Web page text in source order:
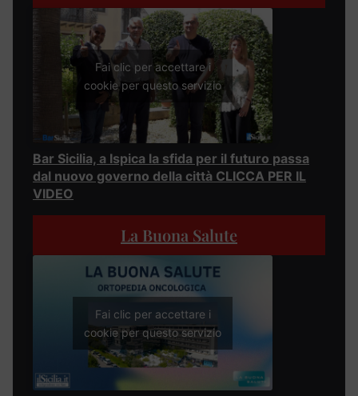
Fai clic per accettare i
cookie per questo servizio
Bar Sicilia, a Ispica la sfida per il futuro passa
dal nuovo governo della città CLICCA PER IL
VIDEO
La Buona Salute
Fai clic per accettare i
cookie per questo servizio